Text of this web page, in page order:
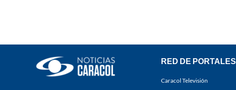
RED DE PORTALES
Caracol Televisión